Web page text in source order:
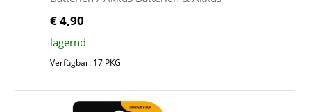
€ 4,90
lagernd
Verfügbar: 17 PKG